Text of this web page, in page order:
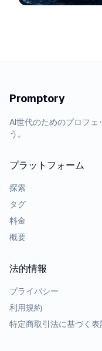
Promptory
AI世代のためのプロフェ
う。
プラットフォーム
探索
タグ
料金
概要
法的情報
プライバシー
利用規約
特定商取引法に基づく表